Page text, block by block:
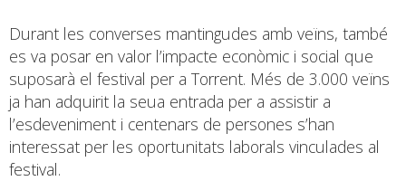
Durant les converses mantingudes amb veïns, també
es va posar en valor l’impacte econòmic i social que
suposarà el festival per a Torrent. Més de 3.000 veïns
ja han adquirit la seua entrada per a assistir a
l’esdeveniment i centenars de persones s’han
interessat per les oportunitats laborals vinculades al
festival.